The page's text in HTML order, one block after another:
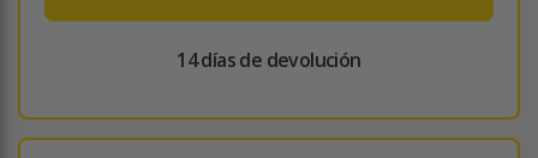
14 días de devolución